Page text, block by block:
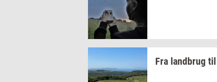
Fra land­brug til